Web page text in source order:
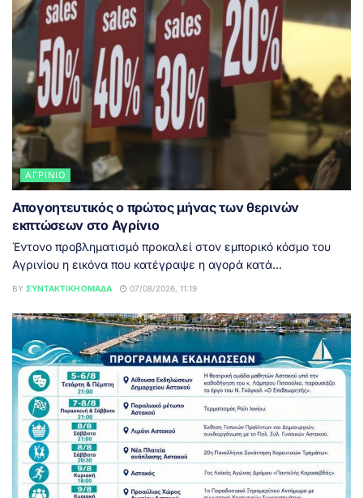
ΑΓΡΊΝΙΟ
Απογοητευτικός ο πρώτος μήνας των θερινών
εκπτώσεων στο Αγρίνιο
Έντονο προβληματισμό προκαλεί στον εμπορικό κόσμο του
Αγρινίου η εικόνα που κατέγραψε η αγορά κατά...
BY ΣΥΝΤΑΚΤΙΚΉ ΟΜΆΔΑ 07/08/2026, 11:19